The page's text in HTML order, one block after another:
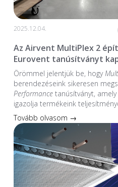
2025.12.04.
Az Airvent MultiPlex 2
Eurovent tanúsítványt
Örömmel jelentjük be, hogy
berendezéseink sikeresen
Performancetanúsítványt,
igazolja termékeink
Tovább olvasom →